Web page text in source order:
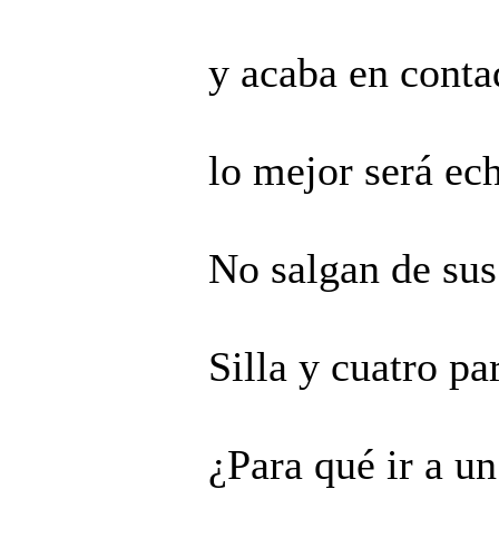
y acaba en
lo mejor será
No salgan de
Silla y cuatro
¿Para qué ir a